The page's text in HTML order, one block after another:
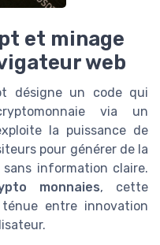
et minage
web
désigne un code qui
via un
la puissance de
pour générer de la
information claire.
monnaies, cette
entre innovation